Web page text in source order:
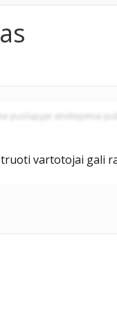
vartotojai gali